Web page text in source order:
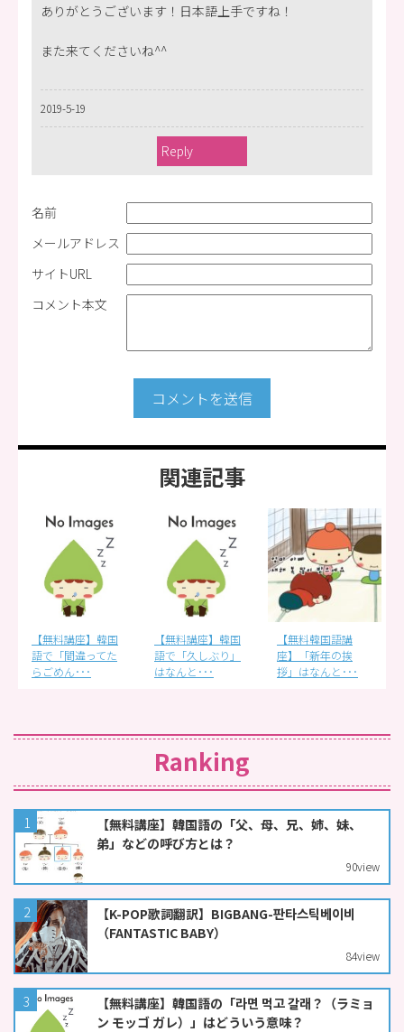
ありがとうございます！日本語上手ですね！
また来てくださいね^^
2019-5-19
Reply
名前
メールアドレス
サイトURL
コメント本文
コメントを送信
関連記事
【無料講座】韓国
語で「久しぶり」
はなんと･･･
【無料韓国語講
座】「新年の挨
拶」はなんと･･･
【無料韓国語講
座】韓国語で
「桜」はなんと･･･
Ranking
【無料講座】韓国語の「父、母、兄、姉、妹、
弟」などの呼び方とは？
90view
【K-POP歌詞翻訳】BIGBANG-판타스틱베이비
（FANTASTIC BABY）
84view
【無料講座】韓国語の「라면 먹고 갈래？（ラミョ
ン モッゴ ガレ）」はどういう意味？